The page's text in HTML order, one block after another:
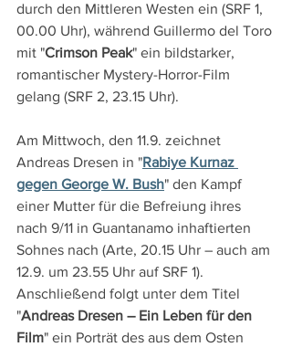
durch den Mittleren Westen ein (SRF 1,
00.00 Uhr), während Guillermo del Toro
mit "Crimson Peak" ein bildstarker,
romantischer Mystery-Horror-Film
gelang (SRF 2, 23.15 Uhr).
Am Mittwoch, den 11.9. zeichnet
Andreas Dresen in "Rabiye Kurnaz
gegen George W. Bush" den Kampf
einer Mutter für die Befreiung ihres
nach 9/11 in Guantanamo inhaftierten
Sohnes nach (Arte, 20.15 Uhr – auch am
12.9. um 23.55 Uhr auf SRF 1).
Anschließend folgt unter dem Titel
"Andreas Dresen – Ein Leben für den
Film" ein Porträt des aus dem Osten